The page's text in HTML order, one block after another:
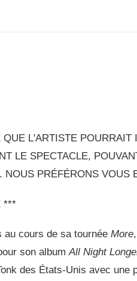
L'ARTISTE POURRAIT
LE SPECTACLE,
PRÉFÉRONS VOUS
***
au cours de sa tournée More,
son albumAll Night
des États-Unis avec une